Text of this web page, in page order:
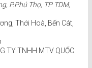
P.Phú Thọ, TP TDM,
Thới Hoà, Bến Cát,
TY TNHH MTV QUỐC